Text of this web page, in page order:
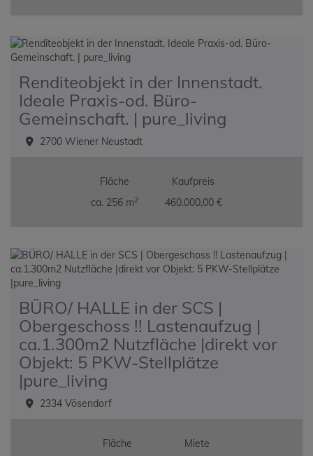
Renditeobjekt in der Innenstadt.
Ideale Praxis-od. Büro-
Gemeinschaft. | pure_living
2700 Wiener Neustadt
Fläche
ca. 256 m2
Kaufpreis
460.000,00 €
BÜRO/ HALLE in der SCS |
Obergeschoss !! Lastenaufzug |
ca.1.300m2 Nutzfläche |direkt vor
Objekt: 5 PKW-Stellplätze
|pure_living
2334 Vösendorf
Fläche
Miete